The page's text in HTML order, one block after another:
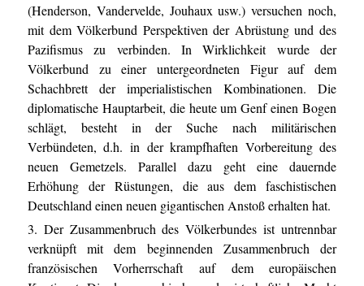
(Henderson, Vandervelde, Jouhaux usw.) versuchen noch,
mit dem Völkerbund Perspektiven der Abrüstung und des
Pazifismus zu verbinden. In Wirklichkeit wurde der
Völkerbund zu einer untergeordneten Figur auf dem
Schachbrett der imperialistischen Kombinationen. Die
diplomatische Hauptarbeit, die heute um Genf einen Bogen
schlägt, besteht in der Suche nach militärischen
Verbündeten, d.h. in der krampfhaften Vorbereitung des
neuen Gemetzels. Parallel dazu geht eine dauernde
Erhöhung der Rüstungen, die aus dem faschistischen
Deutschland einen neuen gigantischen Anstoß erhalten hat.
3. Der Zusammenbruch des Völkerbundes ist untrennbar
verknüpft mit dem beginnenden Zusammenbruch der
französischen Vorherrschaft auf dem europäischen